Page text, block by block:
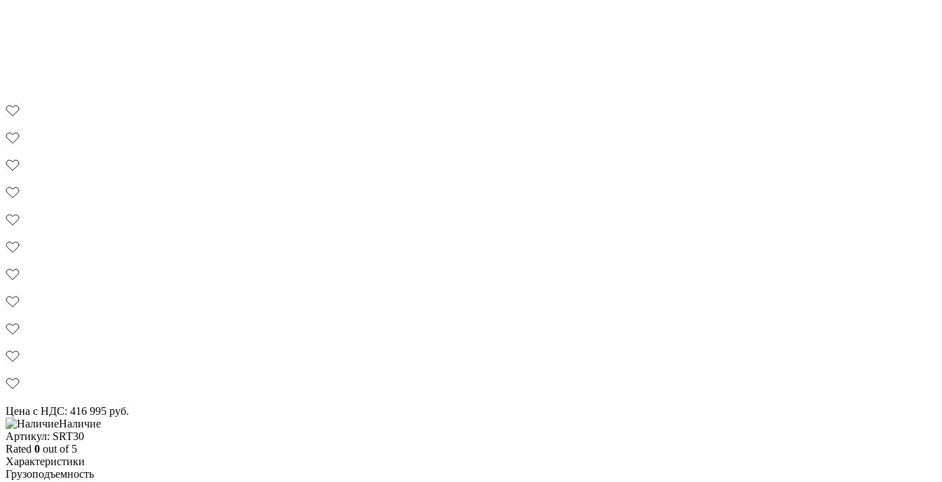
Цена с НДС: 416 995 руб.
Наличие
Aртикул: SRT30
Rated 0 out of 5
Характеристики
Грузоподъемность